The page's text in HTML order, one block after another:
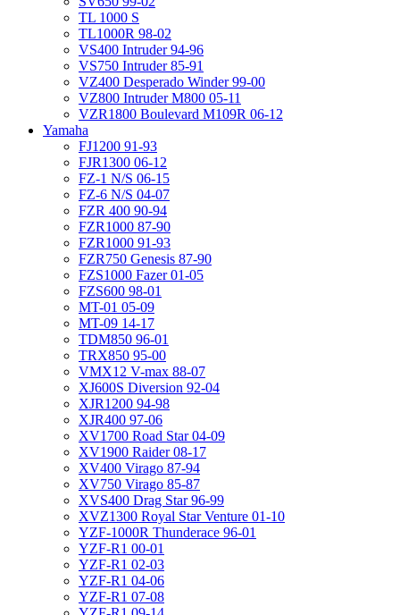
TL 1000 S
TL1000R 98-02
VS400 Intruder 94-96
VS750 Intruder 85-91
VZ400 Desperado Winder 99-00
VZ800 Intruder M800 05-11
VZR1800 Boulevard M109R 06-12
Yamaha
FJ1200 91-93
FJR1300 06-12
FZ-1 N/S 06-15
FZ-6 N/S 04-07
FZR 400 90-94
FZR1000 87-90
FZR1000 91-93
FZR750 Genesis 87-90
FZS1000 Fazer 01-05
FZS600 98-01
MT-01 05-09
MT-09 14-17
TDM850 96-01
TRX850 95-00
VMX12 V-max 88-07
XJ600S Diversion 92-04
XJR1200 94-98
XJR400 97-06
XV1700 Road Star 04-09
XV1900 Raider 08-17
XV400 Virago 87-94
XV750 Virago 85-87
XVS400 Drag Star 96-99
XVZ1300 Royal Star Venture 01-10
YZF-1000R Thunderace 96-01
YZF-R1 00-01
YZF-R1 02-03
YZF-R1 04-06
YZF-R1 07-08